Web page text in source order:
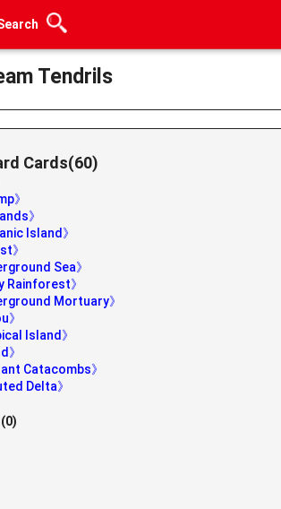
Tendrils
Cards(60)
》
》
Island》
》
Sea》
Rainforest》
Mortuary》
》
Island》
》
Catacombs》
Delta》